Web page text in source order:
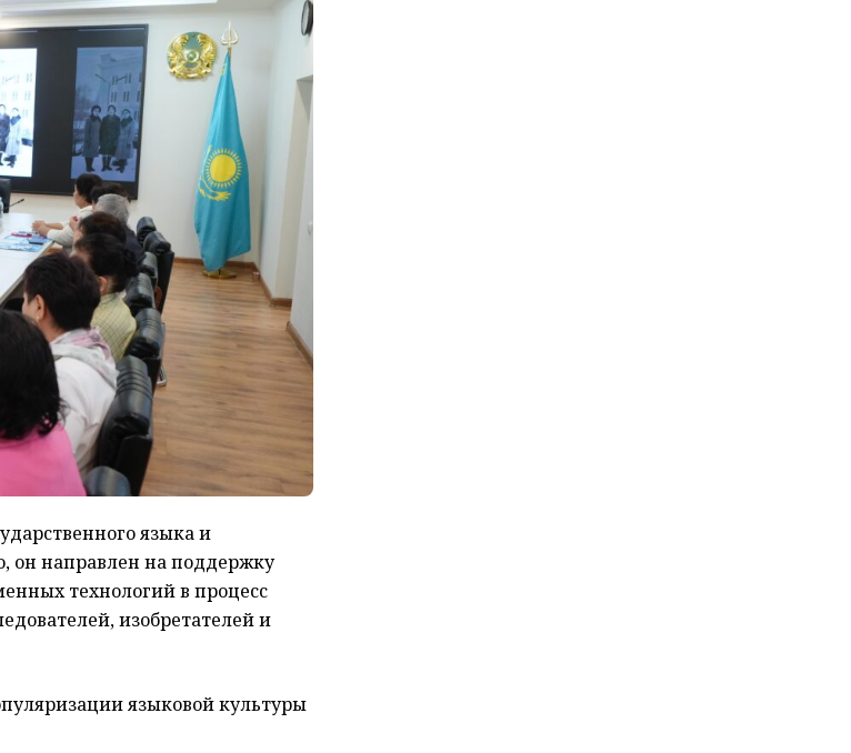
языка и
он направлен на поддержку
технологий в процесс
изобретателей и
языковой культуры